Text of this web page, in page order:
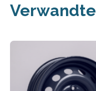
Verwandte